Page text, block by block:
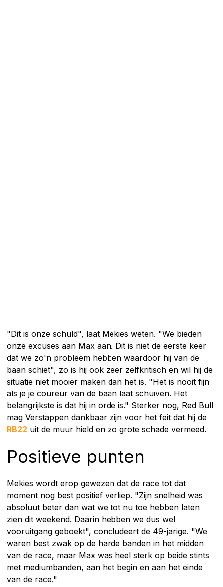
"Dit is onze schuld", laat Mekies weten. "We bieden
onze excuses aan Max aan. Dit is niet de eerste keer
dat we zo'n probleem hebben waardoor hij van de
baan schiet", zo is hij ook zeer zelfkritisch en wil hij de
situatie niet mooier maken dan het is. "Het is nooit fijn
als je je coureur van de baan laat schuiven. Het
belangrijkste is dat hij in orde is." Sterker nog, Red Bull
mag Verstappen dankbaar zijn voor het feit dat hij de
RB22 uit de muur hield en zo grote schade vermeed.
Positieve punten
Mekies wordt erop gewezen dat de race tot dat
moment nog best positief verliep. "Zijn snelheid was
absoluut beter dan wat we tot nu toe hebben laten
zien dit weekend. Daarin hebben we dus wel
vooruitgang geboekt", concludeert de 49-jarige. "We
waren best zwak op de harde banden in het midden
van de race, maar Max was heel sterk op beide stints
met mediumbanden, aan het begin en aan het einde
van de race."